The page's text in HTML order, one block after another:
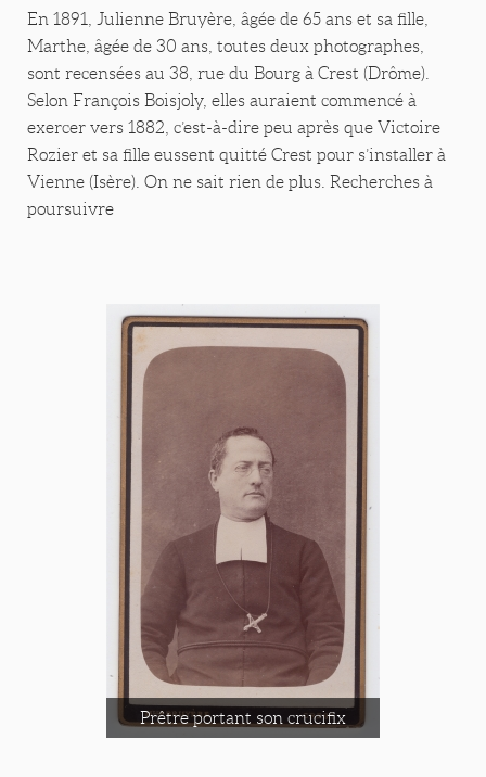
En 1891, Julienne Bruyère, âgée de 65 ans et sa fille,
Marthe, âgée de 30 ans, toutes deux photographes,
sont recensées au 38, rue du Bourg à Crest (Drôme).
Selon François Boisjoly, elles auraient commencé à
exercer vers 1882, c’est-à-dire peu après que Victoire
Rozier et sa fille eussent quitté Crest pour s’installer à
Vienne (Isère). On ne sait rien de plus. Recherches à
poursuivre
Prêtre portant son crucifix